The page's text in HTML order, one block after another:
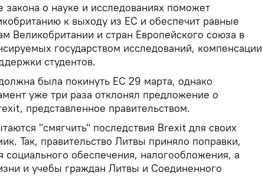
о науке и исследованиях поможет
к выходу из ЕС и обеспечит равные
Великобритании и стран Европейского союза в
государством исследований, компенсации
студентов.
была покинуть ЕС 29 марта, однако
уже три раза отклонял предложение о
представленное правительством.
"смягчить" последствия Brexit для своих
Так, правительство Литвы приняло поправки,
социального обеспечения, налогообложения, а
и учебы граждан Литвы и Соединенного